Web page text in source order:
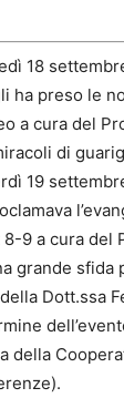
18
ha preso le
a cura del
di
19
8-9 a cura del
grande
Dott.ssa
della